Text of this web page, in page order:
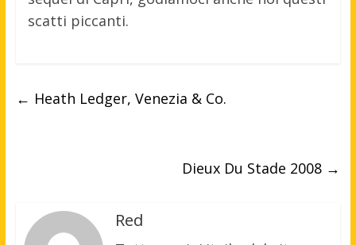
scatti piccanti.
← Heath Ledger, Venezia & Co.
Dieux Du Stade 2008 →
Red